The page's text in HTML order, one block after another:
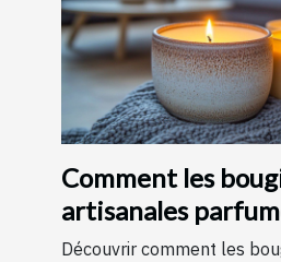
Comment les
artisanales
améliorer votre
Découvrir comment les